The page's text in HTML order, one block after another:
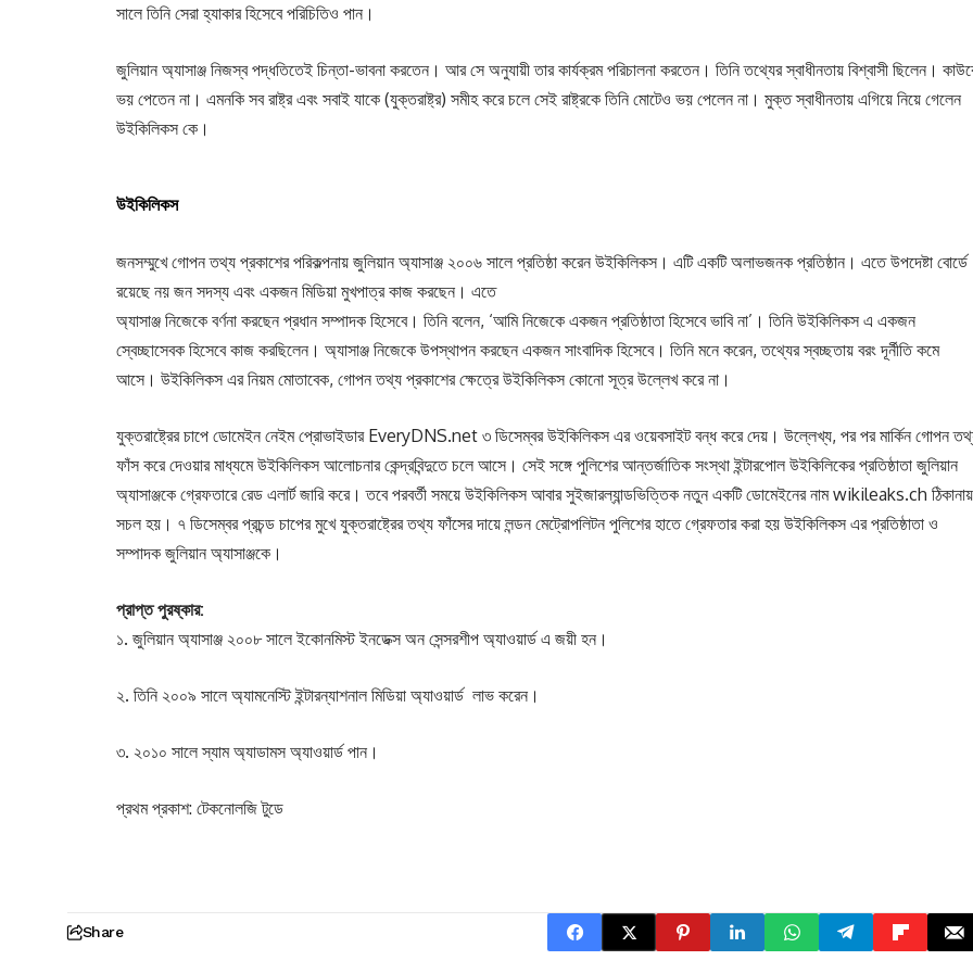
সালে তিনি সেরা হ্যাকার হিসেবে পরিচিতিও পান।
জুলিয়ান অ্যাসাঞ্জ নিজস্ব পদ্ধতিতেই চিন্তা-ভাবনা করতেন। আর সে অনুযায়ী তার কার্যক্রম পরিচালনা করতেন। তিনি তথ্যের স্বাধীনতায় বিশ্বাসী ছিলেন।
ভয় পেতেন না। এমনকি সব রাষ্ট্র এবং সবাই যাকে (যুক্তরাষ্ট্র) সমীহ করে চলে সেই রাষ্ট্রকে তিনি মোটেও ভয় পেলেন না। মুক্ত স্বাধীনতায় এগিয়ে নিয়ে গেলেন
উইকিলিকস কে।
উইকিলিকস
জনসম্মুখে গোপন তথ্য প্রকাশের পরিকল্পনায় জুলিয়ান অ্যাসাঞ্জ ২০০৬ সালে প্রতিষ্ঠা করেন উইকিলিকস। এটি একটি অলাভজনক প্রতিষ্ঠান। এতে উপদেষ্টা বোর্ডে
রয়েছে নয় জন সদস্য এবং একজন মিডিয়া মুখপাত্র কাজ করছেন। এতে
অ্যাসাঞ্জ নিজেকে বর্ণনা করছেন প্রধান সম্পাদক হিসেবে। তিনি বলেন, ‘আমি নিজেকে একজন প্রতিষ্ঠাতা হিসেবে ভাবি না’। তিনি উইকিলিকস এ একজন
স্বেচ্ছাসেবক হিসেবে কাজ করছিলেন। অ্যাসাঞ্জ নিজেকে উপস্থাপন করছেন একজন সাংবাদিক হিসেবে। তিনি মনে করেন, তথ্যের স্বচ্ছতায় বরং দূর্নীতি কমে
আসে। উইকিলিকস এর নিয়ম মোতাবেক, গোপন তথ্য প্রকাশের ক্ষেত্রে উইকিলিকস কোনো সূত্র উল্লেখ করে না।
যুক্তরাষ্ট্রের চাপে ডোমেইন নেইম প্রোভাইডার EveryDNS.net ৩ ডিসেম্বর উইকিলিকস এর ওয়েবসাইট বন্ধ করে দেয়। উল্লেখ্য, পর পর মার্কিন গোপন
ফাঁস করে দেওয়ার মাধ্যমে উইকিলিকস আলোচনার কেন্দ্রবিন্দুতে চলে আসে। সেই সঙ্গে পুলিশের আন্তর্জাতিক সংস্থা ইন্টারপোল উইকিলিকের প্রতিষ্ঠাতা জুলিয়ান
অ্যাসাঞ্জকে গ্রেফতারে রেড এলার্ট জারি করে। তবে পরবর্তী সময়ে উইকিলিকস আবার সুইজারল্যান্ডভিত্তিক নতুন একটি ডোমেইনের নাম wikileaks.ch ঠিকানায়
সচল হয়। ৭ ডিসেম্বর প্রচন্ড চাপের মুখে যুক্তরাষ্ট্রের তথ্য ফাঁসের দায়ে লন্ডন মেট্রোপলিটন পুলিশের হাতে গ্রেফতার করা হয় উইকিলিকস এর প্রতিষ্ঠাতা ও
সম্পাদক জুলিয়ান অ্যাসাঞ্জকে।
প্রাপ্ত পুরষ্কার:
১. জুলিয়ান অ্যাসাঞ্জ ২০০৮ সালে ইকোনমিস্ট ইনডেক্স অন সেন্সরশীপ অ্যাওয়ার্ড এ জয়ী হন।
২. তিনি ২০০৯ সালে অ্যামনেস্টি ইন্টারন্যাশনাল মিডিয়া অ্যাওয়ার্ড লাভ করেন।
৩. ২০১০ সালে স্যাম অ্যাডামস অ্যাওয়ার্ড পান।
প্রথম প্রকাশ: টেকনোলজি টুডে
Share